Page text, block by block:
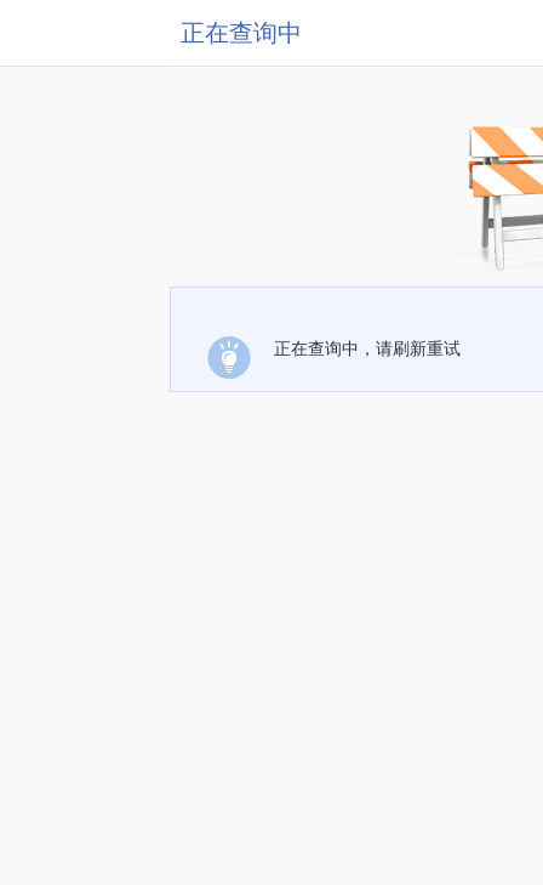
正在查询中
正在查询中，请刷新重试